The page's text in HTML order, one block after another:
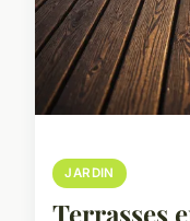
JARDIN
Terrasses